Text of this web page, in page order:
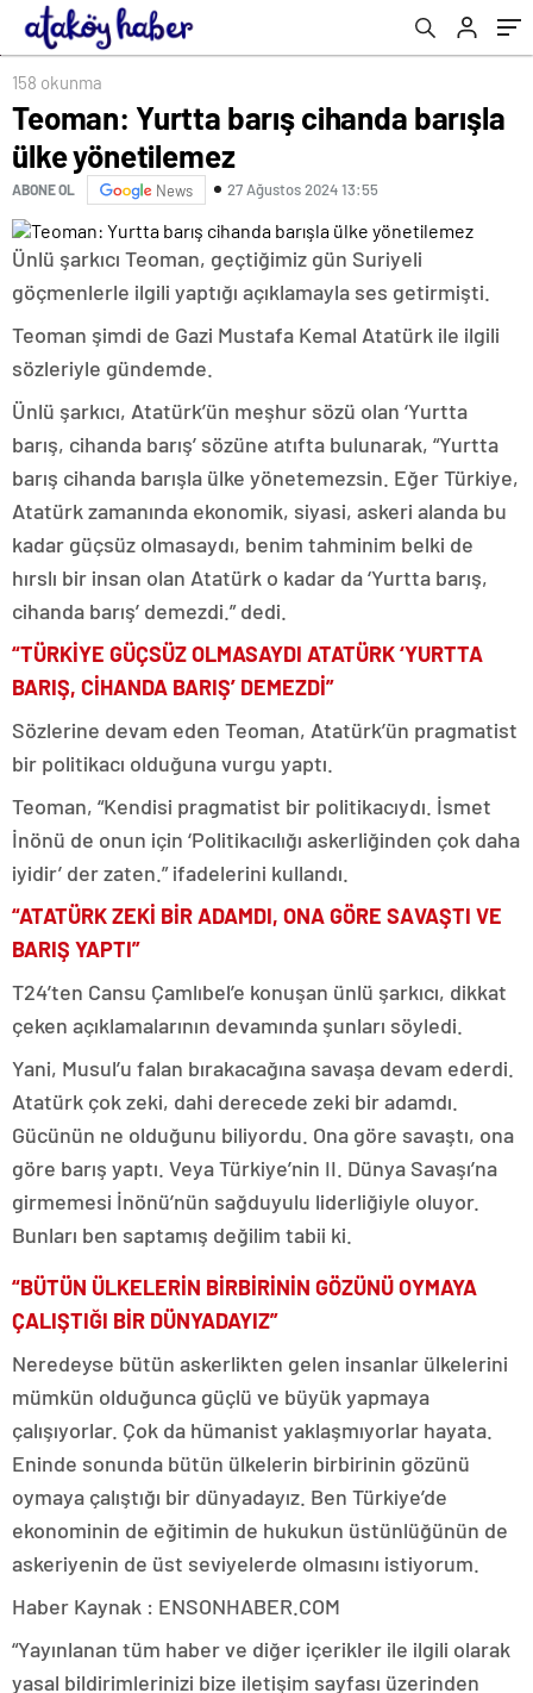
158 okunma
Teoman: Yurtta barış cihanda barışla
ülke yönetilemez
ABONE OL News 27 Ağustos 2024 13:55
Ünlü şarkıcı Teoman, geçtiğimiz gün Suriyeli
göçmenlerle ilgili yaptığı açıklamayla ses getirmişti.
Teoman şimdi de Gazi Mustafa Kemal Atatürk ile ilgili
sözleriyle gündemde.
Ünlü şarkıcı, Atatürk’ün meşhur sözü olan ‘Yurtta
barış, cihanda barış’ sözüne atıfta bulunarak, “Yurtta
barış cihanda barışla ülke yönetemezsin. Eğer Türkiye,
Atatürk zamanında ekonomik, siyasi, askeri alanda bu
kadar güçsüz olmasaydı, benim tahminim belki de
hırslı bir insan olan Atatürk o kadar da ‘Yurtta barış,
cihanda barış’ demezdi.” dedi.
“TÜRKİYE GÜÇSÜZ OLMASAYDI ATATÜRK ‘YURTTA
BARIŞ, CİHANDA BARIŞ’ DEMEZDİ”
Sözlerine devam eden Teoman, Atatürk’ün pragmatist
bir politikacı olduğuna vurgu yaptı.
Teoman, “Kendisi pragmatist bir politikacıydı. İsmet
İnönü de onun için ‘Politikacılığı askerliğinden çok daha
iyidir’ der zaten.” ifadelerini kullandı.
“ATATÜRK ZEKİ BİR ADAMDI, ONA GÖRE SAVAŞTI VE
BARIŞ YAPTI”
T24’ten Cansu Çamlıbel’e konuşan ünlü şarkıcı, dikkat
çeken açıklamalarının devamında şunları söyledi.
Yani, Musul’u falan bırakacağına savaşa devam ederdi.
Atatürk çok zeki, dahi derecede zeki bir adamdı.
Gücünün ne olduğunu biliyordu. Ona göre savaştı, ona
göre barış yaptı. Veya Türkiye’nin II. Dünya Savaşı’na
girmemesi İnönü’nün sağduyulu liderliğiyle oluyor.
Bunları ben saptamış değilim tabii ki.
“BÜTÜN ÜLKELERİN BİRBİRİNİN GÖZÜNÜ OYMAYA
ÇALIŞTIĞI BİR DÜNYADAYIZ”
Neredeyse bütün askerlikten gelen insanlar ülkelerini
mümkün olduğunca güçlü ve büyük yapmaya
çalışıyorlar. Çok da hümanist yaklaşmıyorlar hayata.
Eninde sonunda bütün ülkelerin birbirinin gözünü
oymaya çalıştığı bir dünyadayız. Ben Türkiye’de
ekonominin de eğitimin de hukukun üstünlüğünün de
askeriyenin de üst seviyelerde olmasını istiyorum.
Haber Kaynak : ENSONHABER.COM
“Yayınlanan tüm haber ve diğer içerikler ile ilgili olarak
yasal bildirimlerinizi bize iletişim sayfası üzerinden